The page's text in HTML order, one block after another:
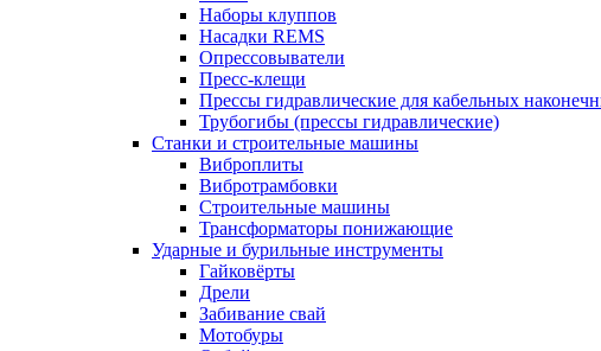
Наборы клуппов
Насадки REMS
Опрессовыватели
Пресс-клещи
Прессы гидравлические для кабельных
Трубогибы (прессы гидравлические)
Станки и строительные машины
Виброплиты
Вибротрамбовки
Строительные машины
Трансформаторы понижающие
Ударные и бурильные инструменты
Гайковёрты
Дрели
Забивание свай
Мотобуры